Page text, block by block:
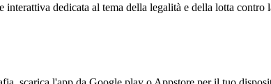
interattiva dedicata al tema della legalità e della lotta